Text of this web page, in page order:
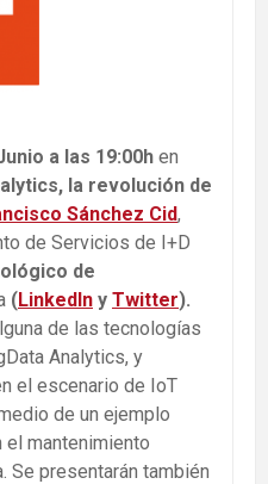
a las 19:00h en
la revolución de
Sánchez Cid,
de Servicios de I+D
de
(LinkedIn y Twitter).
de las tecnologías
Analytics, y
el escenario de IoT
de un ejemplo
el mantenimiento
Se presentarán también